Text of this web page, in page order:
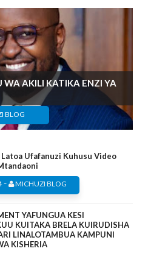
AKILI KATIKA ENZI YA
BLOG
Ufafanuzi Kuhusu Video
- MICHUZI BLOG
YAFUNGUA KESI
KUITAKA BRELA KUIRUDISHA
LINALOTAMBUA KAMPUNI
KISHERIA